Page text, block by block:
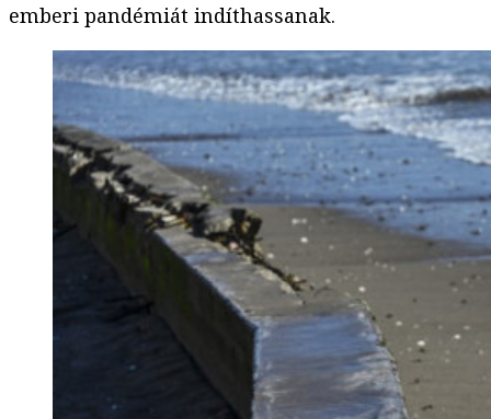
emberi pandémiát indíthassanak.